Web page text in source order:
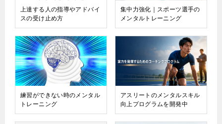
上達する人の指導やアドバイ
スの受け止め方
集中力強化｜スポーツ選手の
メンタルトレーニング
練習ができない時のメンタル
トレーニング
アスリートのメンタルスキル
向上プログラムを開発中